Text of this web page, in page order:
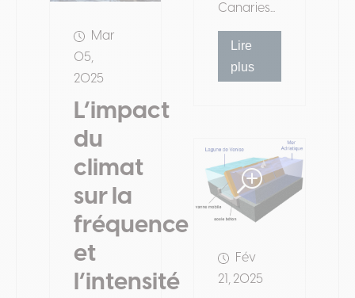
Canaries...
Lire
plus
Mar
05,
2025
L’impact
du
climat
sur la
fréquence
et
l’intensité
Fév
21, 2025